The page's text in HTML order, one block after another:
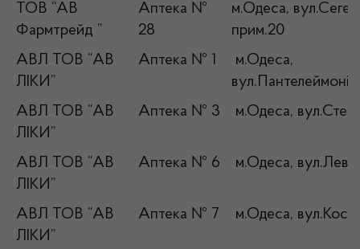
ТОВ “АВ
Фармтрейд ”
Аптека №
28
м.Одеса,
прим.20
АВЛ ТОВ “АВ
ЛІКИ”
Аптека № 1
м.Одеса,
АВЛ ТОВ “АВ
ЛІКИ”
Аптека № 3 м.Одеса,
АВЛ ТОВ “АВ
ЛІКИ”
Аптека № 6 м.Одеса,
АВЛ ТОВ “АВ
ЛІКИ”
Аптека № 7 м.Одеса,